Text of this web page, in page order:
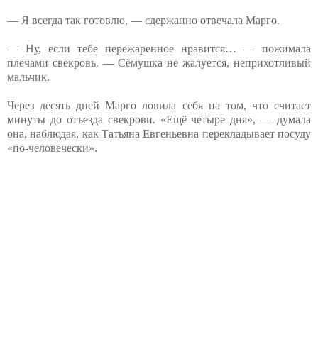
— Я всегда так готовлю, — сдержанно отвечала Марго.
— Ну, если тебе пережаренное нравится… — пожимала
плечами свекровь. — Сёмушка не жалуется, неприхотливый
мальчик.
Через десять дней Марго ловила себя на том, что считает
минуты до отъезда свекрови. «Ещё четыре дня», — думала
она, наблюдая, как Татьяна Евгеньевна перекладывает посуду
«по-человечески».